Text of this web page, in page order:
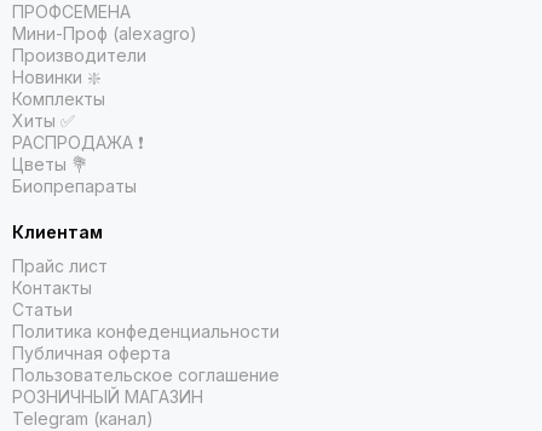
ПРОФСЕМЕНА
Мини-Проф (alexagro)
Производители
Новинки ❇️
Комплекты
Хиты ✅
РАСПРОДАЖА ❗️
Цветы 💐
Биопрепараты
Клиентам
Прайс лист
Контакты
Статьи
Политика конфеденциальности
Публичная оферта
Пользовательское соглашение
РОЗНИЧНЫЙ МАГАЗИН
Telegram (канал)